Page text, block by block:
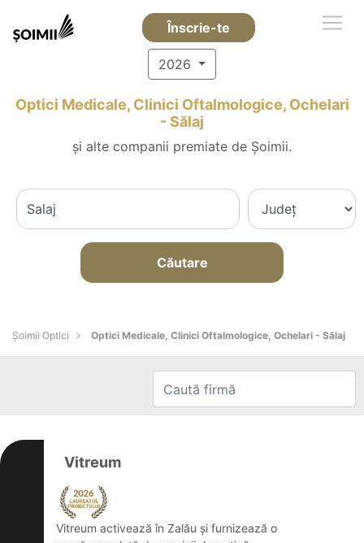
Înscrie-te
2026
Optici Medicale, Clinici Oftalmologice, Ochelari
- Sălaj
și alte companii premiate de Șoimii.
Căutare
Șoimii Optici Optici Medicale, Clinici Oftalmologice, Ochelari - Sălaj
Vitreum
Vitreum activează în Zalău și furnizează o